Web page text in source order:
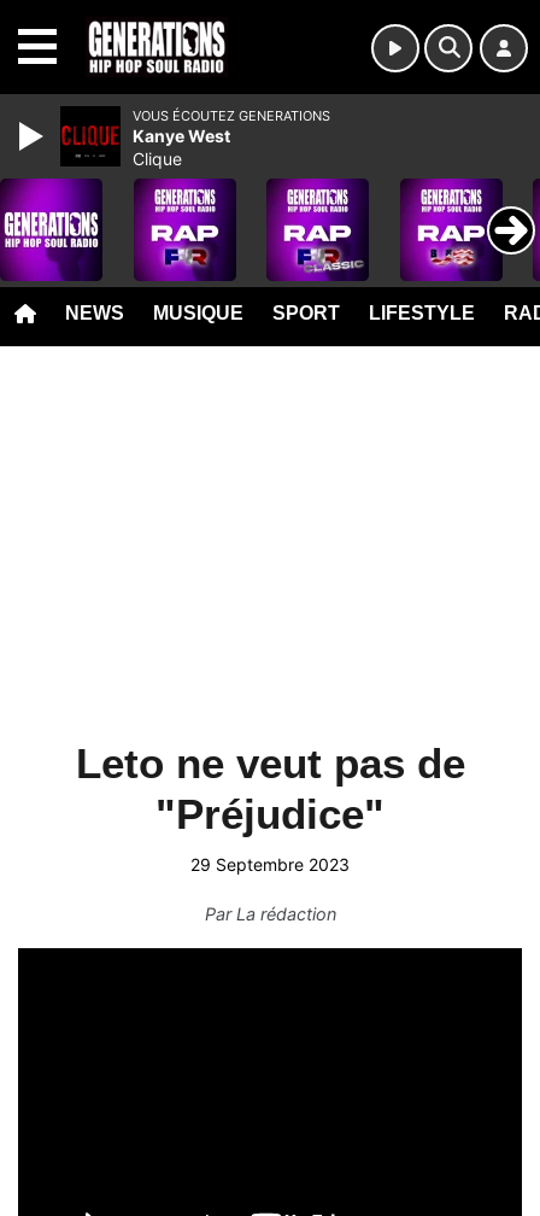
NEWS MUSIQUE SPORT LIFESTYLE
Leto ne veut pas de
"Préjudice"
29 Septembre 2023
ParLa rédaction
VOUS ÉCOUTEZ GENERATIONS
Kanye West
Clique